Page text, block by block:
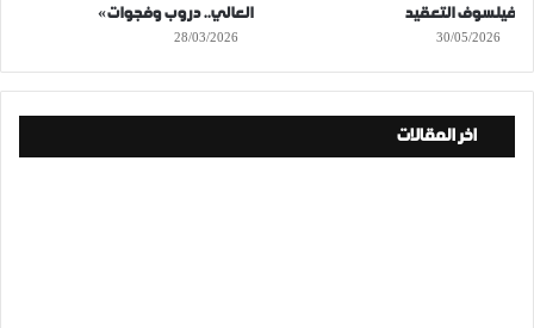
فيلسوف التعقيد
30/05/2026
العالي.. دروب وفجوات»
28/03/2026
اخر المقالات